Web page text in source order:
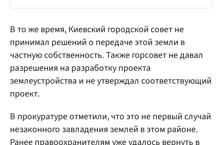
В то же время, Киевский городской совет не
принимал решений о передаче этой земли в
частную собственность. Также горсовет не давал
разрешения на разработку проекта
землеустройства и не утверждал соответствующий
проект.
В прокуратуре отметили, что это не первый случай
незаконного завладения землей в этом районе.
Ранее правоохранителям уже удалось вернуть в